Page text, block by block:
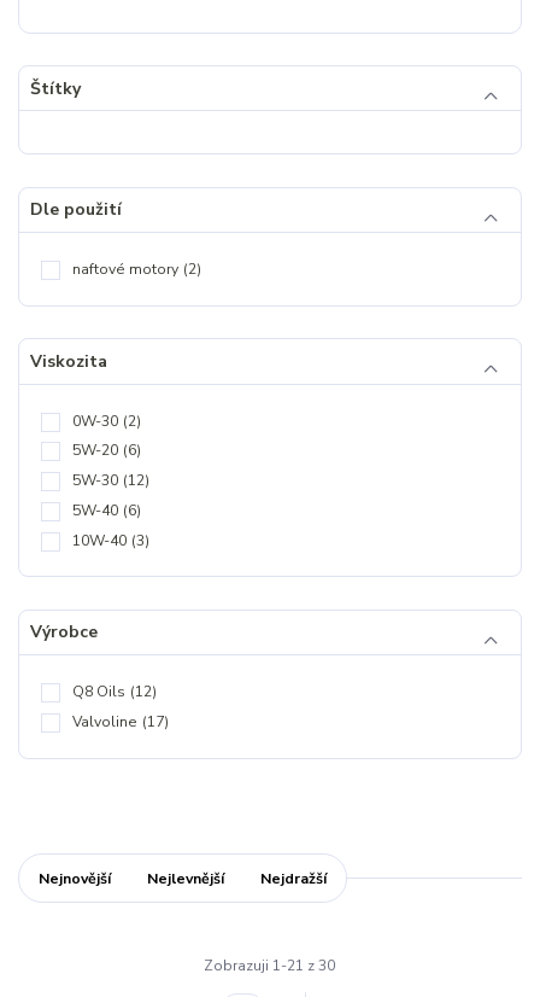
Štítky
Dle použití
naftové motory (2)
Viskozita
0W-30 (2)
5W-20 (6)
5W-30 (12)
5W-40 (6)
10W-40 (3)
Výrobce
Q8 Oils (12)
Valvoline (17)
Nejnovější Nejlevnější Nejdražší
Zobrazuji 1-21 z 30